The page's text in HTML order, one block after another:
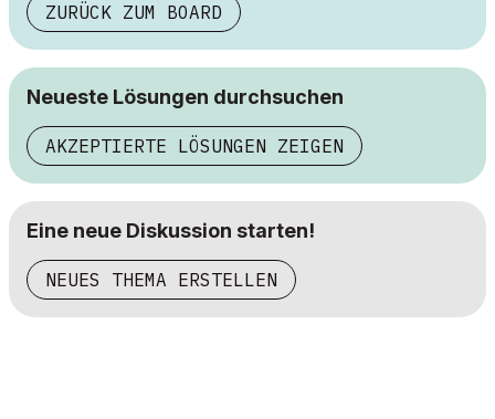
ZURÜCK ZUM BOARD
Neueste Lösungen durchsuchen
AKZEPTIERTE LÖSUNGEN ZEIGEN
Eine neue Diskussion starten!
NEUES THEMA ERSTELLEN